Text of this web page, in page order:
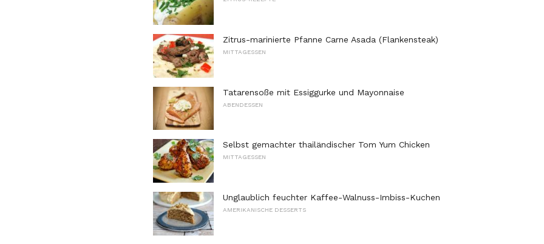
Zitrus-marinierte Pfanne Carne Asada (Flankensteak)
MITTAGESSEN
Tatarensoße mit Essiggurke und Mayonnaise
ABENDESSEN
Selbst gemachter thailändischer Tom Yum Chicken
MITTAGESSEN
Unglaublich feuchter Kaffee-Walnuss-Imbiss-Kuchen
AMERIKANISCHE DESSERTS